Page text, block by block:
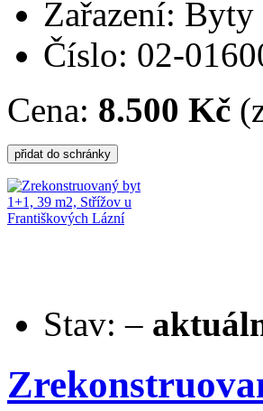
Zařazení: Byty
Číslo: 02-
Cena: 8.500 Kč
Stav: –